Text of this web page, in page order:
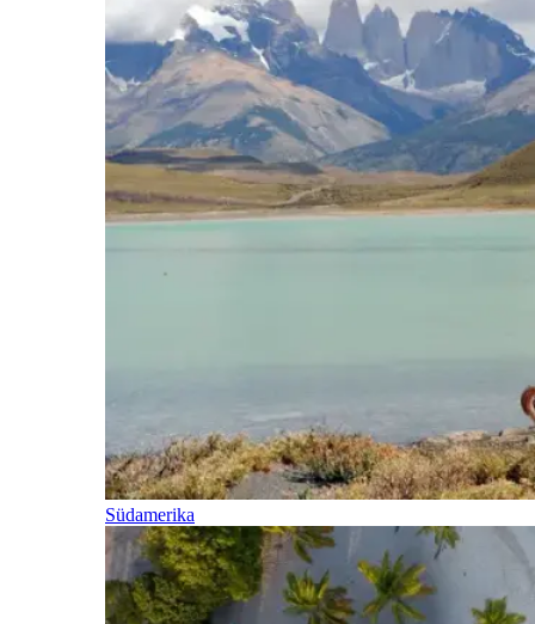
Südamerika